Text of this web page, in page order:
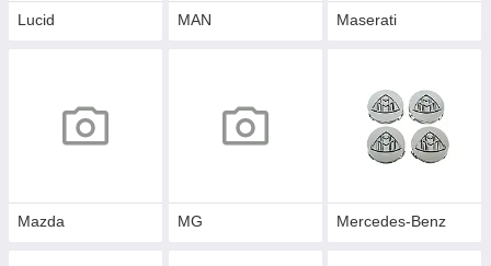
Lucid MAN Maserati
Mazda MG Mercedes-Benz